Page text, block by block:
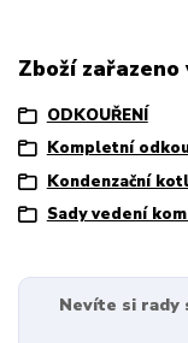
Zboží
ODKOUŘENÍ
Kompletní
Kondenzační
Sady vedení
Nevíte si rady